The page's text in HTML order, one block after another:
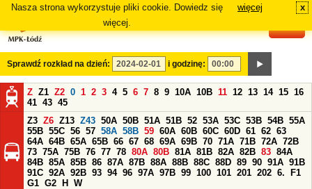
Nasza strona wykorzystuje pliki cookie. Dowiedz się
więcej.
więcej x
Sprawdź rozkład na dzień: i godzinę:
Z Z1 Z2 0 1 2 3 4 5 6 7 8 9 10A 10B 11 12 13 14 15 16
41 43 45
Z3 Z6 Z13 Z43 50A 50B 51A 51B 52 53A 53C 53B 54B 55A
55B 55C 56 57 58A 58B 59 60A 60B 60C 60D 61 62 63
64A 64B 65A 65B 66 67 68 69A 69B 70 71A 71B 72A 72B
73 75A 75B 76 77 78 80A 80B 81A 81B 82A 82B 83 84A
84B 85A 85B 86 87A 87B 88A 88B 88C 88D 89 90 91A 91B
91C 92A 92B 93 94 96 97A 97B 99 100 101 201 202 6.
F1
G1 G2 H
W